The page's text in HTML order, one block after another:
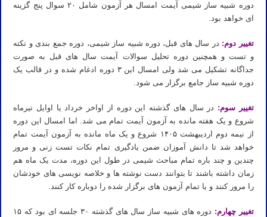
دوره شبیه ساز شیمی آیمت امسال هر آزمون شامل ۲۰ سوال پنج گزینه
ای خواهد بود.
تغییر دوم: در سال های قبل، دوره شبیه ساز شیمی، دوره جمع بندی و نکته
و تست و همچنین دوره تحلیل سوالات آیمت سال های قبل به صورت
جداگانه تشکیل می شد ولی امسال این ۳ دوره ادغام شده و در قالب یک
دوره شبیه ساز جامع برگزار می شود.
تغییر سوم: در سال های گذشته این دوره از اواخر خرداد یا اوایل تیرماه
شروع و یک هفته مانده به آزمون آیمت تمام می شد. اما امسال این دوره
از نیمه دوم اردیبهشت ۱۴۰۵ شروع و یک ماه مانده به آزمون آیمت تمام
خواهد شد تا دانش آموزان ضمن یادگیری تمام نکات تست زنی و مرور
چندین و چند باره تمام مباحث شیمی در طول این دوره، مدت یک ماه هم
زمان داشته باشند تا بتوانند دست نوشته ها و خلاصه نویسی های خودشان
را مرور کنند و یا تمام آزمون های برگزار شده را دوباره کار کنند.
تغییر چهارم:
دوره های شبیه ساز سال های گذشته ۳۰ جلسه ای بود که ۱۵